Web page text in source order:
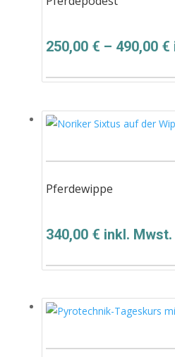
250,00 € – 490,00 €
Pferdewippe
340,00 € inkl. Mwst.